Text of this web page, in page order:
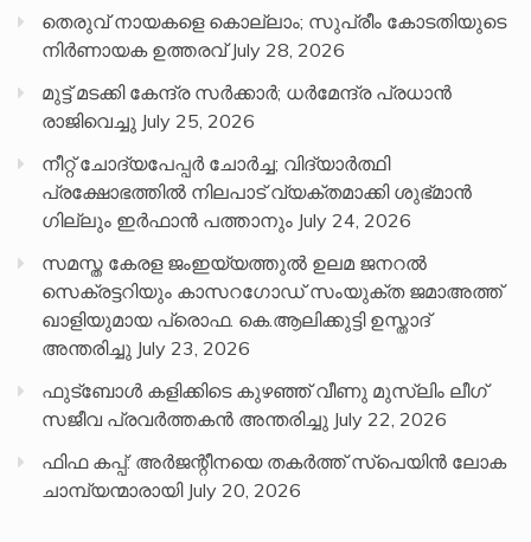
തെരുവ് നായകളെ കൊല്ലാം; സുപ്രീം കോടതിയുടെ
നിർണായക ഉത്തരവ് July 28, 2026
മുട്ട് മടക്കി കേന്ദ്ര സർക്കാർ; ധർമേന്ദ്ര പ്രധാൻ
രാജിവെച്ചു July 25, 2026
നീറ്റ് ചോദ്യപേപ്പര്‍ ചോര്‍ച്ച; വിദ്യാർത്ഥി
പ്രക്ഷോഭത്തിൽ നിലപാട് വ്യക്തമാക്കി ശുഭ്മാൻ
ഗില്ലും ഇർഫാൻ പത്താനും July 24, 2026
സമസ്ത കേരള ജംഇയ്യത്തുൽ ഉലമ ജനറൽ
സെക്രട്ടറിയും കാസറഗോഡ് സംയുക്ത ജമാഅത്ത്
ഖാളിയുമായ പ്രൊഫ. കെ.ആലിക്കുട്ടി ഉസ്താദ്
അന്തരിച്ചു July 23, 2026
ഫുട്ബോൾ കളിക്കിടെ കുഴഞ്ഞ് വീണു മുസ്ലിം ലീഗ്
സജീവ പ്രവർത്തകൻ അന്തരിച്ചു July 22, 2026
ഫിഫ കപ്പ്: അർജന്റീനയെ തകർത്ത് സ്പെയിൻ ലോക
ചാമ്പ്യന്മാരായി July 20, 2026